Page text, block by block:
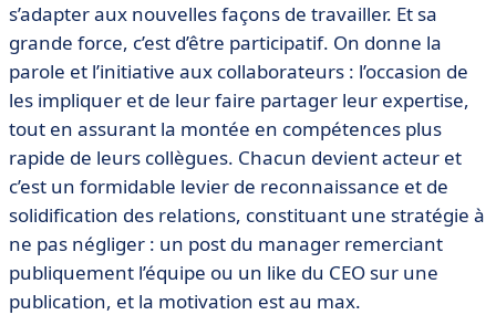
s’adapter aux nouvelles façons de travailler. Et sa
grande force, c’est d’être participatif. On donne la
parole et l’initiative aux collaborateurs : l’occasion de
les impliquer et de leur faire partager leur expertise,
tout en assurant la montée en compétences plus
rapide de leurs collègues. Chacun devient acteur et
c’est un formidable levier de reconnaissance et de
solidification des relations, constituant une stratégie à
ne pas négliger : un post du manager remerciant
publiquement l’équipe ou un like du CEO sur une
publication, et la motivation est au max.